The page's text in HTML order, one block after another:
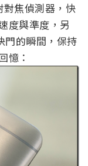
焦偵測器，快
度與準度，另
門的瞬間，保持
憶：